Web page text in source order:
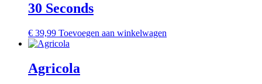
30 Seconds
€ 39,99 Toevoegen aan winkelwagen
Agricola